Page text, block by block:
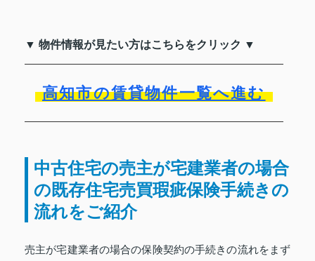
▼ 物件情報が見たい方はこちらをクリック ▼
高知市の賃貸物件一覧へ進む
中古住宅の売主が宅建業者の場合
の既存住宅売買瑕疵保険手続きの
流れをご紹介
売主が宅建業者の場合の保険契約の手続きの流れをまず